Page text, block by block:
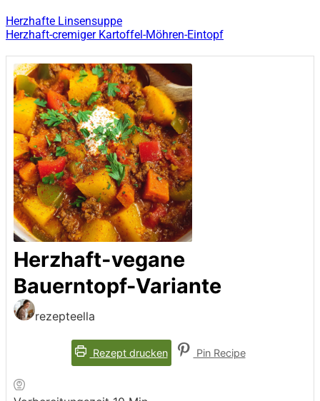
Herzhafte Linsensuppe
Herzhaft-cremiger Kartoffel-Möhren-Eintopf
Herzhaft-vegane
Bauerntopf-Variante
rezepteella
Rezept drucken Pin Recipe